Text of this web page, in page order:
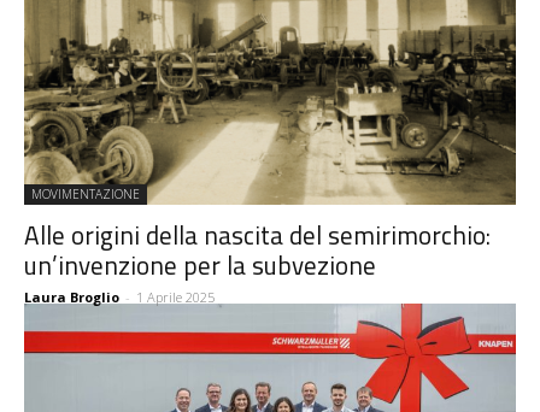
MOVIMENTAZIONE
Alle origini della nascita del semirimorchio:
un’invenzione per la subvezione
Laura Broglio - 1 Aprile 2025